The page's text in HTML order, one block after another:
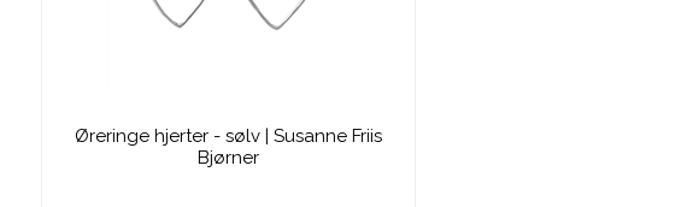
Øreringe hjerter - sølv | Susanne Friis
Bjørner